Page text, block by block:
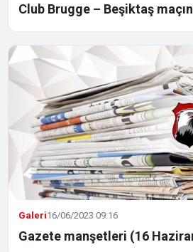
Club Brugge – Beşiktaş
Galeri16/06/2023 09:16
Gazete manşetleri (16